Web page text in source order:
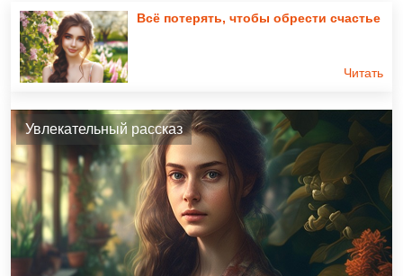
Всё потерять, чтобы обрести счастье
Читать
Увлекательный рассказ